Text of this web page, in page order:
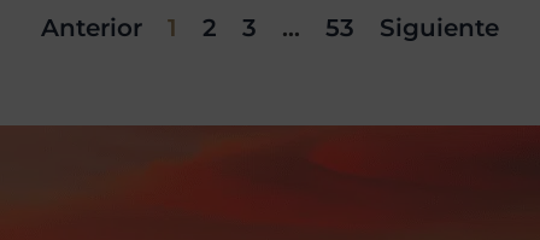
Anterior 1 2 3 … 53 Siguiente